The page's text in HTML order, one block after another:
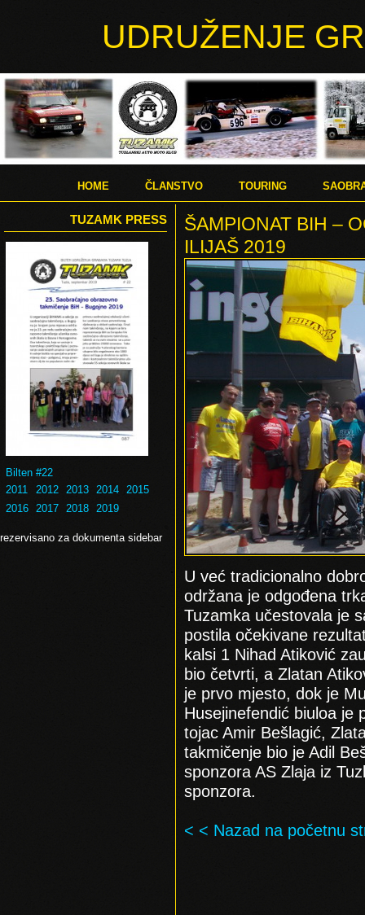
UDRUŽENJE
HOME ČLANSTVO TOURING
TUZAMK PRESS
Bilten #22
2011
2012 2013 2014 2015
2016 2017 2018 2019
rezervisano za dokumenta sidebar
ŠAMPIONAT BIH –
ILIJAŠ 2019
U već tradicionalno
održana je odgođena
Tuzamka učestovala je
postila očekivane
kalsi 1 Nihad Atiković
bio četvrti, a Zlatan
je prvo mjesto, dok je
Husejinefendić biuloa je
tojac Amir Bešlagić,
takmičenje bio je Adil
sponzora AS Zlaja iz
sponzora.
< < Nazad na početnu